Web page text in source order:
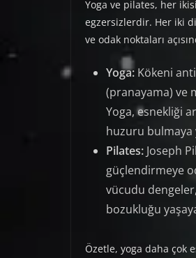
Yoga ve pilates, her
egzersizlerdir. Her iki
ve odak noktaları
Yoga: Kökeni
(pranayama) ve
Yoga, esnekliği
huzuru bulmaya
Pilates: Joseph
güçlendirmeye
vücudu
bozukluğu
Özetle, yoga daha çok